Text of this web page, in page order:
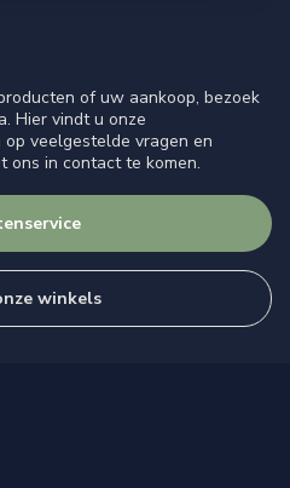
of uw aankoop, bezoek
Hier vindt u onze
veelgestelde vragen en
ons in contact te komen.
winkels